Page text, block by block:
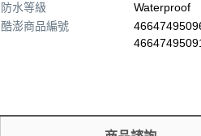
防水等級
Waterproof
酷澎商品編號